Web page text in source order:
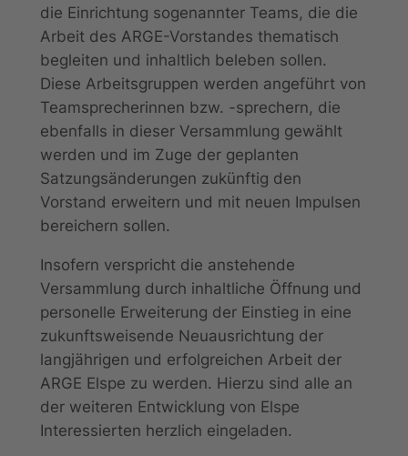
die Einrichtung sogenannter Teams, die die
Arbeit des ARGE-Vorstandes thematisch
begleiten und inhaltlich beleben sollen.
Diese Arbeitsgruppen werden angeführt von
Teamsprecherinnen bzw. -sprechern, die
ebenfalls in dieser Versammlung gewählt
werden und im Zuge der geplanten
Satzungsänderungen zukünftig den
Vorstand erweitern und mit neuen Impulsen
bereichern sollen.
Insofern verspricht die anstehende
Versammlung durch inhaltliche Öffnung und
personelle Erweiterung der Einstieg in eine
zukunftsweisende Neuausrichtung der
langjährigen und erfolgreichen Arbeit der
ARGE Elspe zu werden. Hierzu sind alle an
der weiteren Entwicklung von Elspe
Interessierten herzlich eingeladen.